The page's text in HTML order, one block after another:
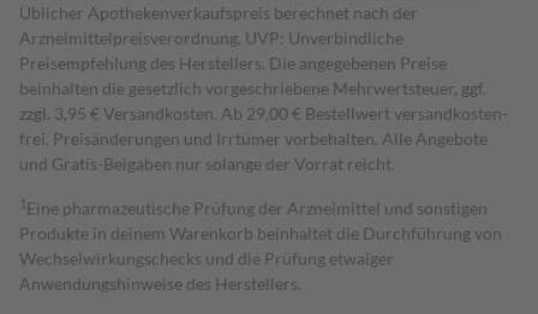
Üblicher Apothekenverkaufspreis berechnet nach der
Arzneimittelpreisverordnung. UVP: Unverbindliche
Preisempfehlung des Herstellers. Die angegebenen Preise
beinhalten die gesetzlich vorgeschriebene Mehrwertsteuer, ggf.
zzgl. 3,95 € Versandkosten. Ab 29,00 € Bestell­wert versand­kosten­
frei. Preisänderungen und Irrtümer vorbehalten. Alle Angebote
und Gratis-Beigaben nur solange der Vorrat reicht.
1 Eine pharmazeutische Prüfung der Arzneimittel und sonstigen
Produkte in deinem Warenkorb beinhaltet die Durchführung von
Wechselwirkungschecks und die Prüfung etwaiger
Anwendungshinweise des Herstellers.